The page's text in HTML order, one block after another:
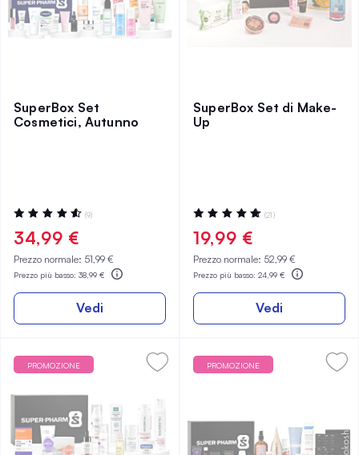
SuperBox Set
Cosmetici, Autunno
Valutazione:
93%
(9)
34,99 €
Prezzo normale: 51,99 €
Prezzo più basso: 38,99 €
Vedi
SuperBox Set di Make-
Up
Valutazione:
97%
(21)
19,99 €
Prezzo normale: 52,99 €
Prezzo più basso: 24,99 €
Vedi
PROMOZIONE PROMOZIONE